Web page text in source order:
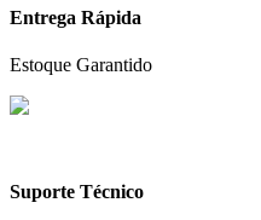
Entrega Rápida
Estoque Garantido
Suporte Técnico